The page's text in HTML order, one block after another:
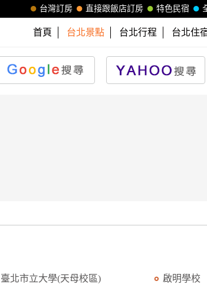
特色民宿
直接跟飯店訂房
台灣訂房
首頁 台北景點 台北行程 台北住
臺北市立大學(天母校區) 啟明學校